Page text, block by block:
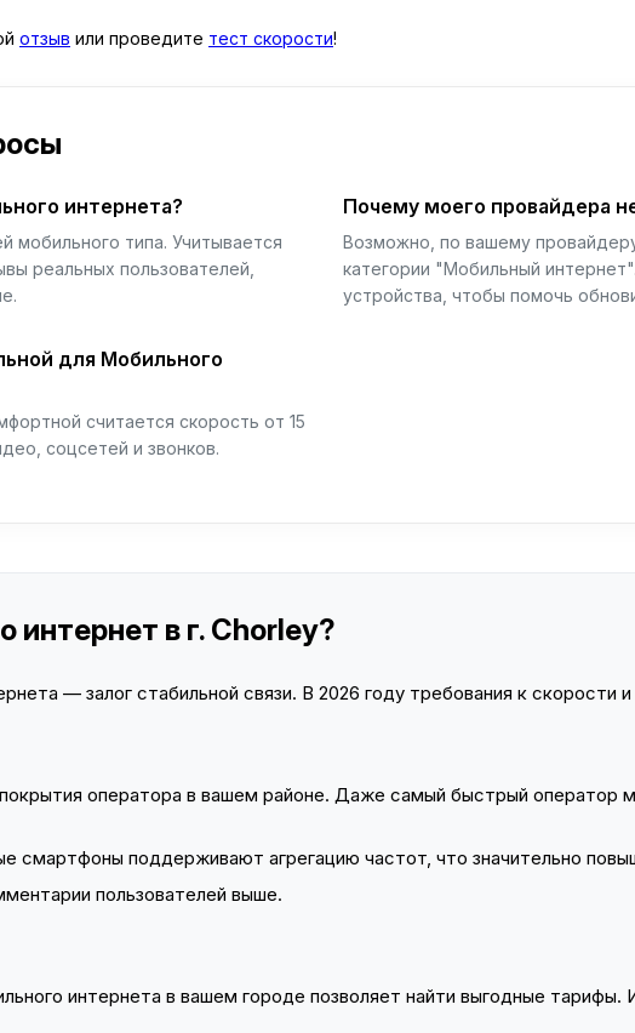
отзыв или проведите тест скорости!
интернета?
мобильного типа. Учитывается
реальных пользователей,
Почему моего провайдера
Возможно, по вашему
категории "Мобильный
устройства, чтобы помочь
для Мобильного
считается скорость от 15
соцсетей и звонков.
интернет в г. Chorley?
— залог стабильной связи. В 2026 году требования к скорости и
оператора в вашем районе. Даже самый быстрый оператор
смартфоны поддерживают агрегацию частот, что значительно
пользователей выше.
интернета в вашем городе позволяет найти выгодные тарифы.